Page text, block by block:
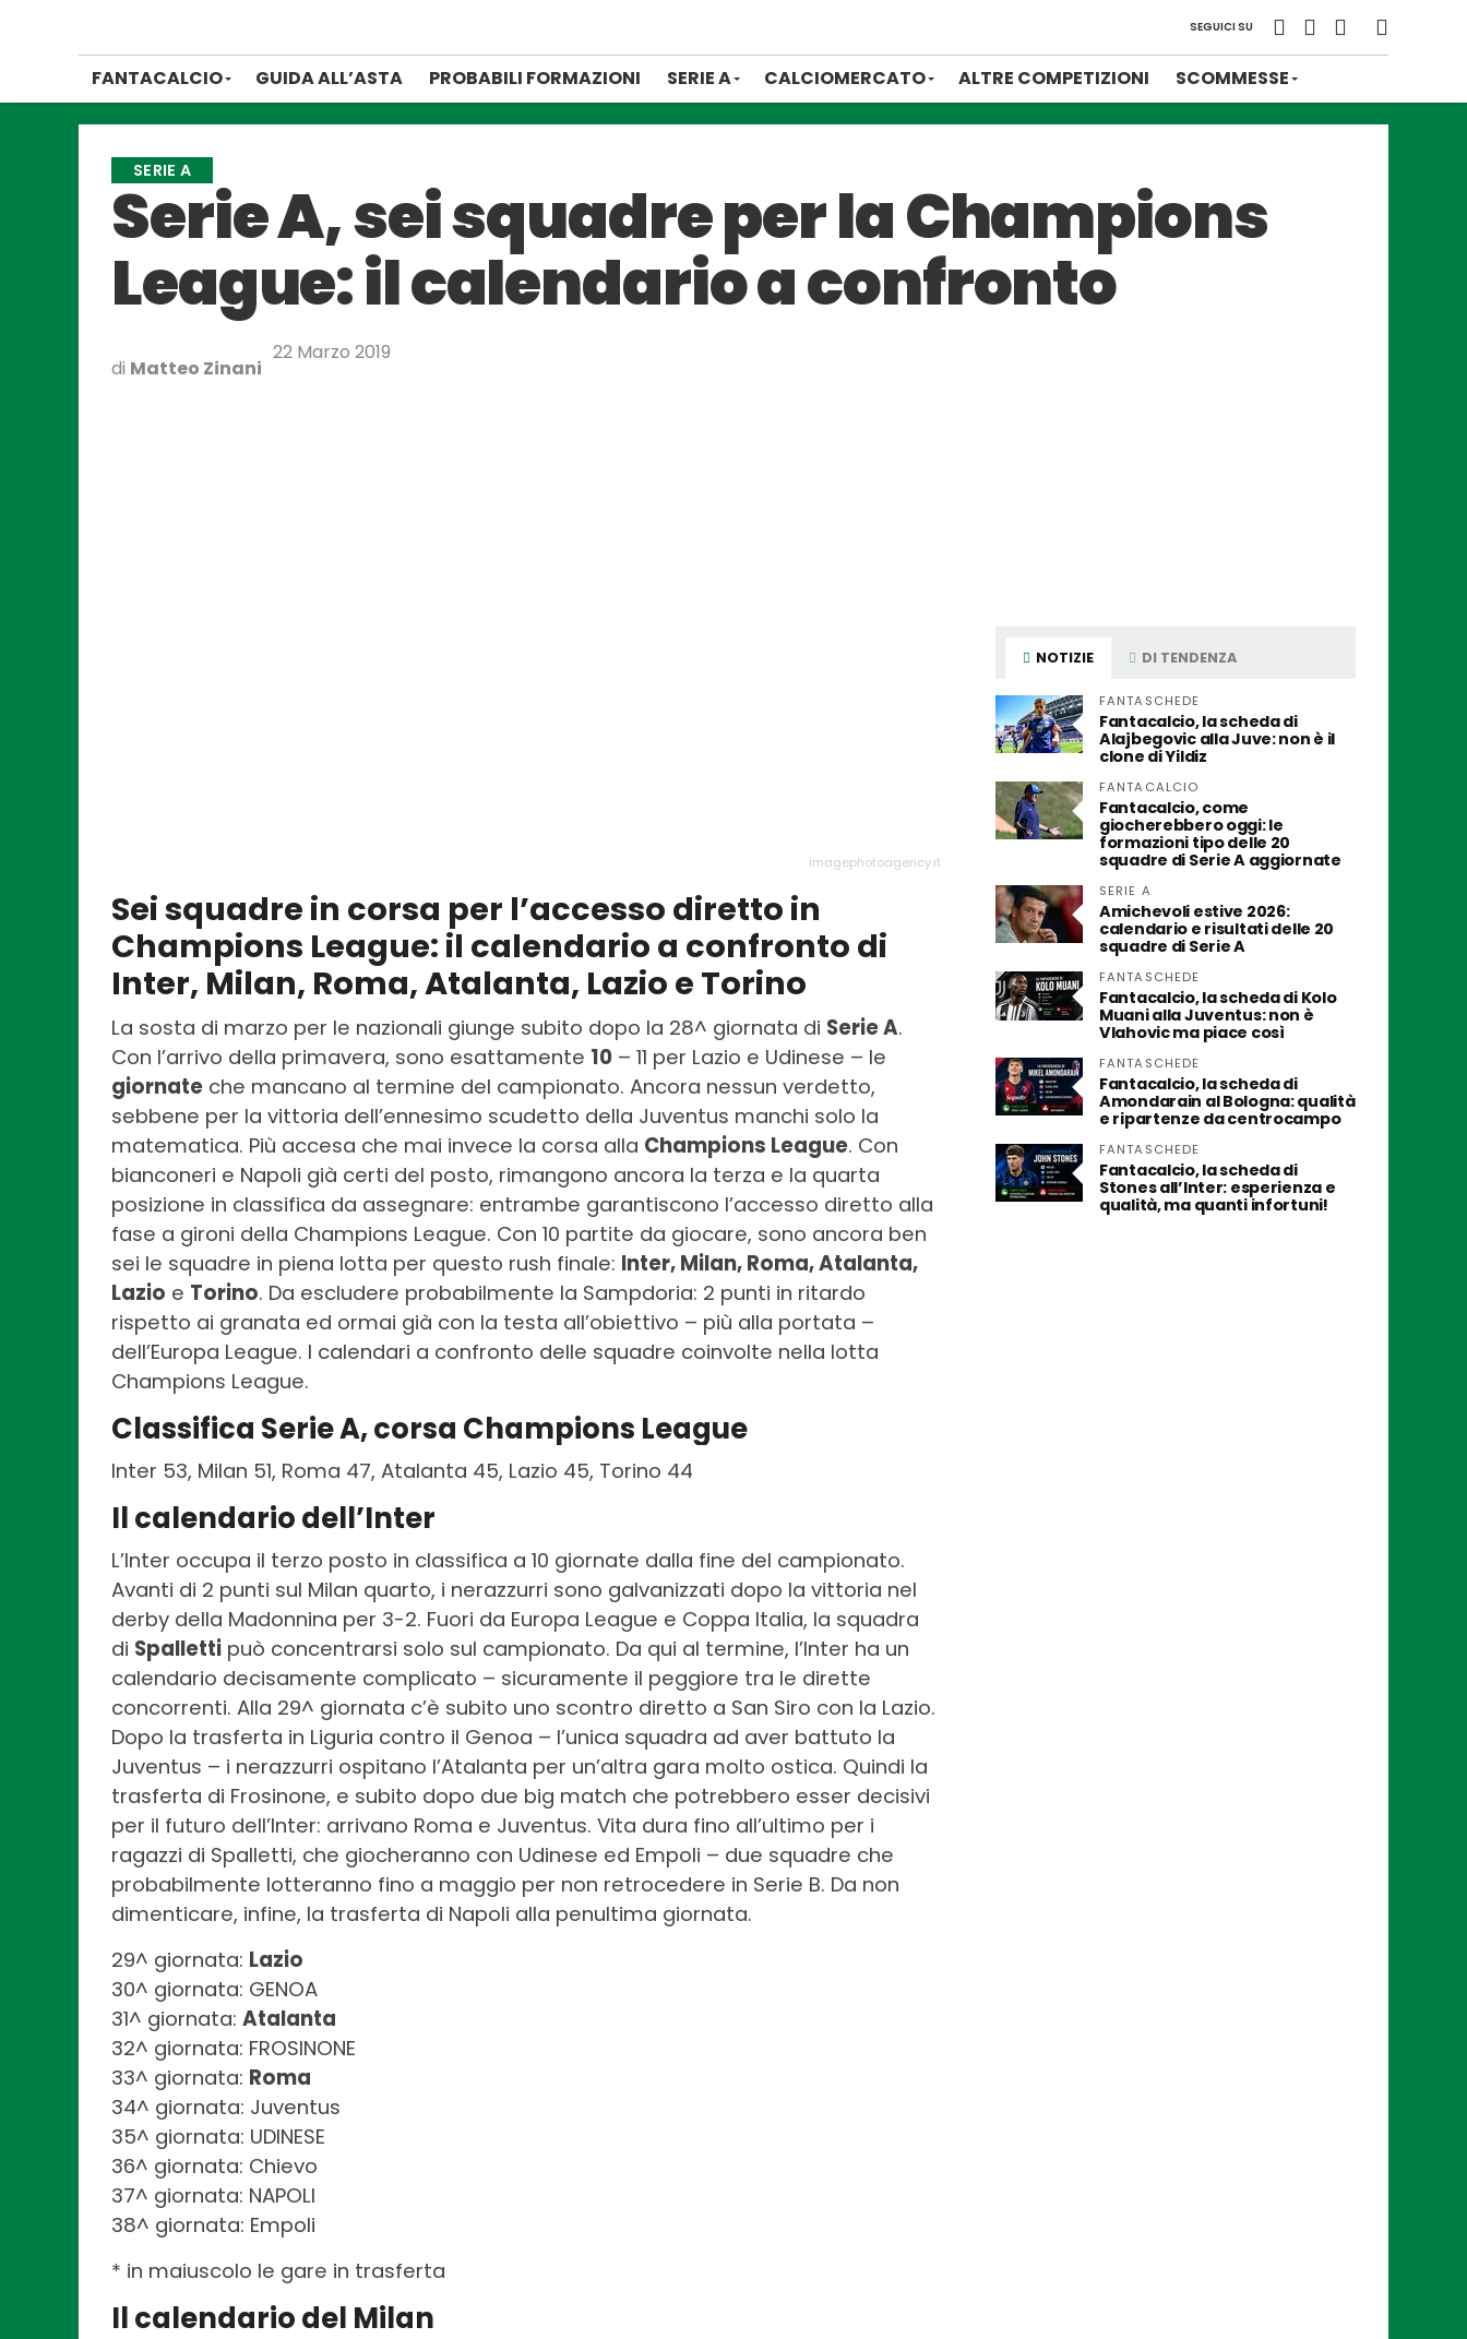
SEGUICI SU
FANTACALCIO GUIDA ALL’ASTA PROBABILI FORMAZIONI SERIE A CALCIOMERCATO ALTRE COMPETIZIONI SCOMMESSE
SERIE A
Serie A, sei squadre per la Champions
League: il calendario a confronto
di Matteo Zinani
22 Marzo 2019
imagephotoagency.it
Sei squadre in corsa per l’accesso diretto in
Champions League: il calendario a confronto di
Inter, Milan, Roma, Atalanta, Lazio e Torino
La sosta di marzo per le nazionali giunge subito dopo la 28^ giornata di Serie A.
Con l’arrivo della primavera, sono esattamente 10 – 11 per Lazio e Udinese – le
giornate che mancano al termine del campionato. Ancora nessun verdetto,
sebbene per la vittoria dell’ennesimo scudetto della Juventus manchi solo la
matematica. Più accesa che mai invece la corsa alla Champions League. Con
bianconeri e Napoli già certi del posto, rimangono ancora la terza e la quarta
posizione in classifica da assegnare: entrambe garantiscono l’accesso diretto alla
fase a gironi della Champions League. Con 10 partite da giocare, sono ancora ben
sei le squadre in piena lotta per questo rush finale: Inter, Milan, Roma, Atalanta,
Lazio e Torino. Da escludere probabilmente la Sampdoria: 2 punti in ritardo
rispetto ai granata ed ormai già con la testa all’obiettivo – più alla portata –
dell’Europa League. I calendari a confronto delle squadre coinvolte nella lotta
Champions League.
Classifica Serie A, corsa Champions League
Inter 53, Milan 51, Roma 47, Atalanta 45, Lazio 45, Torino 44
Il calendario dell’Inter
L’Inter occupa il terzo posto in classifica a 10 giornate dalla fine del campionato.
Avanti di 2 punti sul Milan quarto, i nerazzurri sono galvanizzati dopo la vittoria nel
derby della Madonnina per 3-2. Fuori da Europa League e Coppa Italia, la squadra
di Spalletti può concentrarsi solo sul campionato. Da qui al termine, l’Inter ha un
calendario decisamente complicato – sicuramente il peggiore tra le dirette
concorrenti. Alla 29^ giornata c’è subito uno scontro diretto a San Siro con la Lazio.
Dopo la trasferta in Liguria contro il Genoa – l’unica squadra ad aver battuto la
Juventus – i nerazzurri ospitano l’Atalanta per un’altra gara molto ostica. Quindi la
trasferta di Frosinone, e subito dopo due big match che potrebbero esser decisivi
per il futuro dell’Inter: arrivano Roma e Juventus. Vita dura fino all’ultimo per i
ragazzi di Spalletti, che giocheranno con Udinese ed Empoli – due squadre che
probabilmente lotteranno fino a maggio per non retrocedere in Serie B. Da non
dimenticare, infine, la trasferta di Napoli alla penultima giornata.
29^ giornata: Lazio
30^ giornata: GENOA
31^ giornata: Atalanta
32^ giornata: FROSINONE
33^ giornata: Roma
34^ giornata: Juventus
35^ giornata: UDINESE
36^ giornata: Chievo
37^ giornata: NAPOLI
38^ giornata: Empoli
* in maiuscolo le gare in trasferta
Il calendario del Milan
NOTIZIE DI TENDENZA
FANTASCHEDE
Fantacalcio, la scheda di
Alajbegovic alla Juve: non è il
clone di Yildiz
FANTACALCIO
Fantacalcio, come
giocherebbero oggi: le
formazioni tipo delle 20
squadre di Serie A aggiornate
SERIE A
Amichevoli estive 2026:
calendario e risultati delle 20
squadre di Serie A
FANTASCHEDE
Fantacalcio, la scheda di Kolo
Muani alla Juventus: non è
Vlahovic ma piace così
FANTASCHEDE
Fantacalcio, la scheda di
Amondarain al Bologna: qualità
e ripartenze da centrocampo
FANTASCHEDE
Fantacalcio, la scheda di
Stones all’Inter: esperienza e
qualità, ma quanti infortuni!